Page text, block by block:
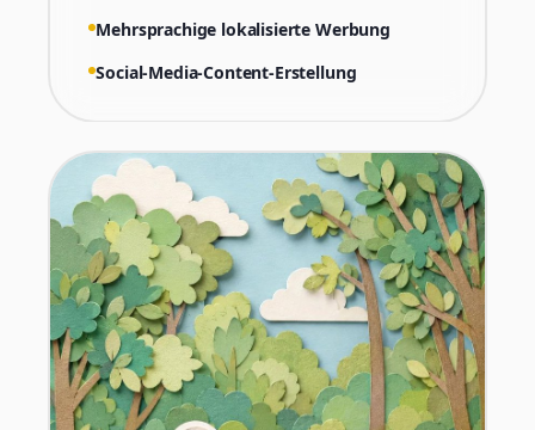
Mehrsprachige lokalisierte Werbung
Social-Media-Content-Erstellung